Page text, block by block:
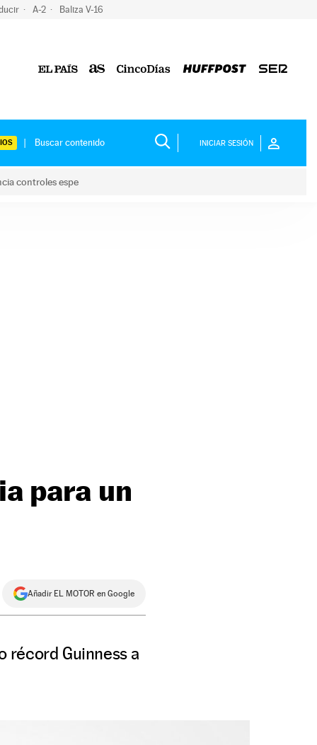
A-2 Baliza V-16
INICIAR SESIÓN
controles espe
para un
Añadir EL MOTOR en Google
récord Guinness a